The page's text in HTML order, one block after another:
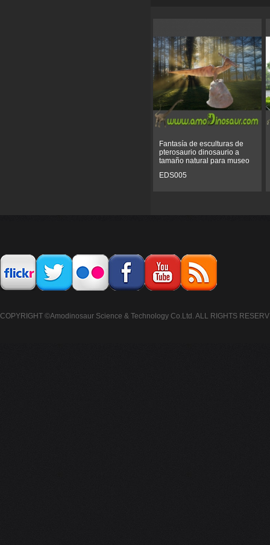
Fantasía de esculturas de
pterosaurio dinosaurio a
tamaño natural para museo
EDS005
COPYRIGHT ©Amodinosaur Science & Technology Co.Ltd. ALL RIGHTS